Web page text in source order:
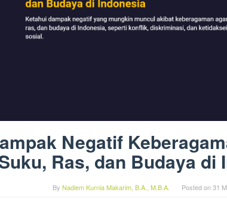
Negatif
Ras, dan Budaya di
By Nadiem Kurnia Makarim, B.A., M.B.A. Posted on31